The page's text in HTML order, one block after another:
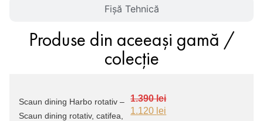
Fișă Tehnică
Produse din aceeași gamă /
colecție
Scaun dining Harbo rotativ –
Scaun dining rotativ, catifea,
1.390lei
1.120 lei